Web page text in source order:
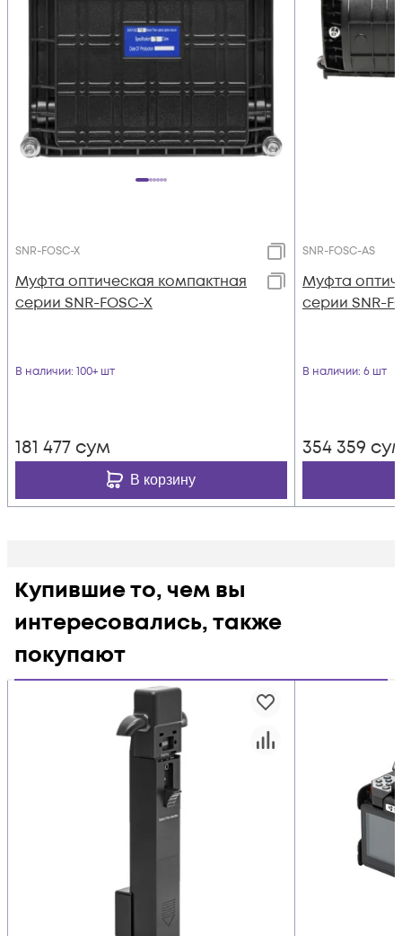
SNR-FOSC-X
Муфта оптическая компактная
серии SNR-FOSC-X
В наличии: 100+ шт
181 477 сум
В корзину
SNR-FOSC-AS
Муфта
серии SNR-
В наличии: 6 шт
354 359
Купившие то, чем вы
интересовались, также
покупают